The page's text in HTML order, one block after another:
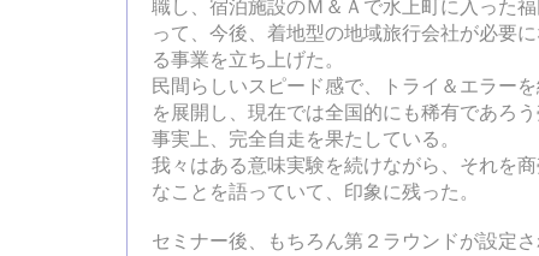
職し、宿泊施設のＭ＆Ａで水上町に入った
って、今後、着地型の地域旅行会社が必要
る事業を立ち上げた。
民間らしいスピード感で、トライ＆エラー
を展開し、現在では全国的にも稀有であろ
事実上、完全自走を果たしている。
我々はある意味実験を続けながら、それを
なことを語っていて、印象に残った。
セミナー後、もちろん第２ラウンドが設定